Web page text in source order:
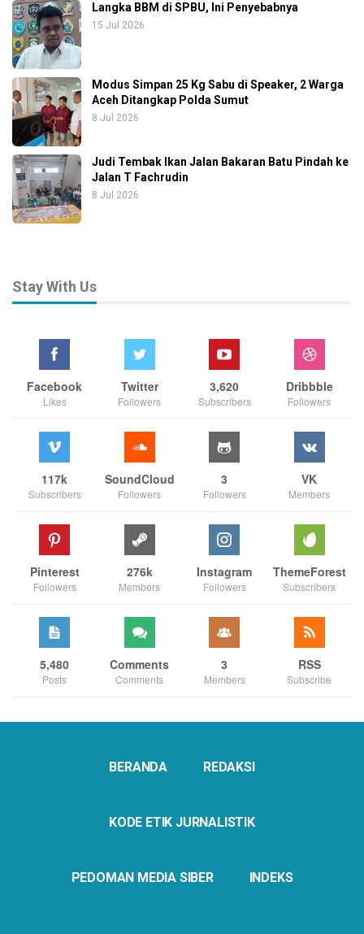
Langka BBM di SPBU, Ini Penyebabnya
15 Jul 2026
Modus Simpan 25 Kg Sabu di Speaker, 2 Warga
Aceh Ditangkap Polda Sumut
8 Jul 2026
Judi Tembak Ikan Jalan Bakaran Batu Pindah ke
Jalan T Fachrudin
8 Jul 2026
Stay With Us
Facebook
Likes
Twitter
Followers
3,620
Subscribers
Dribbble
Followers
117k
Subscribers
SoundCloud
Followers
3
Followers
VK
Members
Pinterest
Followers
276k
Members
Instagram
Followers
ThemeForest
Subscribers
5,480
Posts
Comments
Comments
3
Members
RSS
Subscribe
BERANDA REDAKSI
KODE ETIK JURNALISTIK
PEDOMAN MEDIA SIBER INDEKS